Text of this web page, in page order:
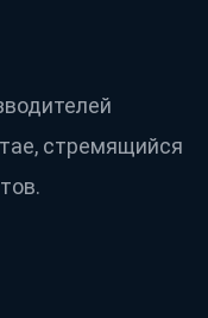
стремящийся